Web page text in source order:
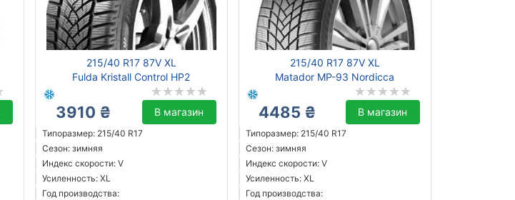
215/40 R17 87V XL
Fulda Kristall Control HP2
3910 ₴ В магазин
Типоразмер: 215/40 R17
Сезон: зимняя
Индекс скорости: V
Усиленность: XL
Год производства:
215/40 R17 87V XL
Matador MP-93 Nordicca
4485 ₴ В магазин
Типоразмер: 215/40 R17
Сезон: зимняя
Индекс скорости: V
Усиленность: XL
Год производства: